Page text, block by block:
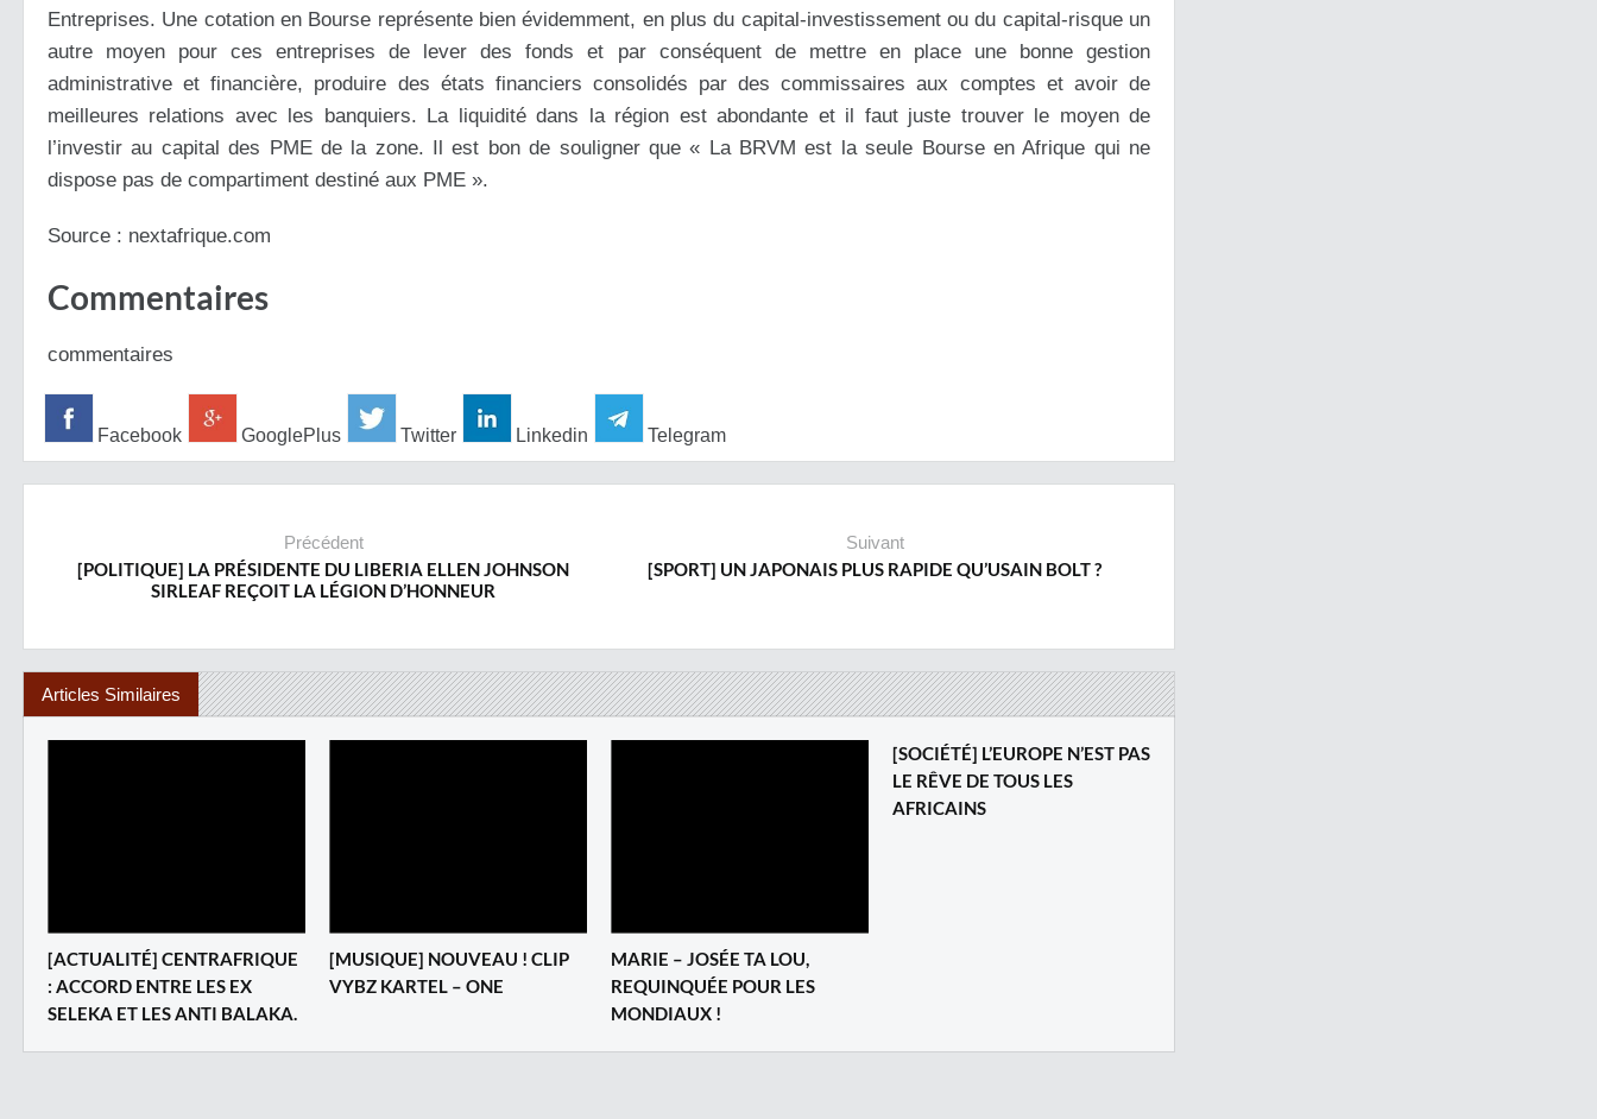
Entreprises. Une cotation en Bourse représente bien évidemment, en plus du capital-investissement ou du capital-risque un
autre moyen pour ces entreprises de lever des fonds et par conséquent de mettre en place une bonne gestion
administrative et financière, produire des états financiers consolidés par des commissaires aux comptes et avoir de
meilleures relations avec les banquiers. La liquidité dans la région est abondante et il faut juste trouver le moyen de
l’investir au capital des PME de la zone. Il est bon de souligner que « La BRVM est la seule Bourse en Afrique qui ne
dispose pas de compartiment destiné aux PME ».
Source : nextafrique.com
Commentaires
commentaires
Facebook GooglePlus Twitter Linkedin Telegram
Précédent
[POLITIQUE] LA PRÉSIDENTE DU LIBERIA ELLEN JOHNSON
SIRLEAF REÇOIT LA LÉGION D’HONNEUR
Suivant
[SPORT] UN JAPONAIS PLUS RAPIDE QU’USAIN BOLT ?
Articles Similaires
[ACTUALITÉ] CENTRAFRIQUE
: ACCORD ENTRE LES EX
SELEKA ET LES ANTI BALAKA.
[MUSIQUE] NOUVEAU ! CLIP
VYBZ KARTEL – ONE
MARIE – JOSÉE TA LOU,
REQUINQUÉE POUR LES
MONDIAUX !
[SOCIÉTÉ] L’EUROPE N’EST PAS
LE RÊVE DE TOUS LES
AFRICAINS